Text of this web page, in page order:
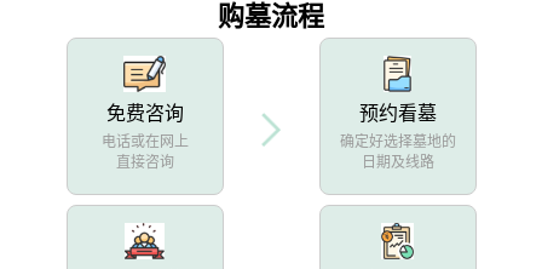
购墓流程
免费咨询
电话或在网上
直接咨询
预约看墓
确定好选择墓地的
日期及线路